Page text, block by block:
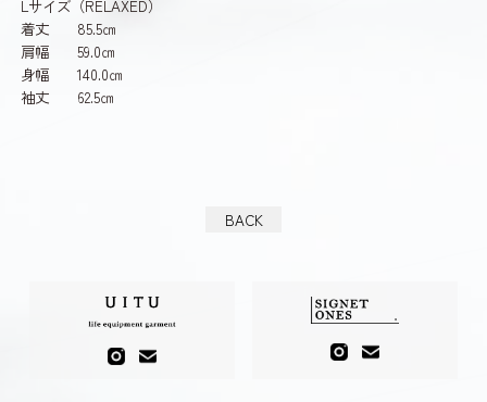
Lサイズ（RELAXED）
着丈 85.5㎝
肩幅 59.0㎝
身幅 140.0㎝
袖丈 62.5㎝
BACK